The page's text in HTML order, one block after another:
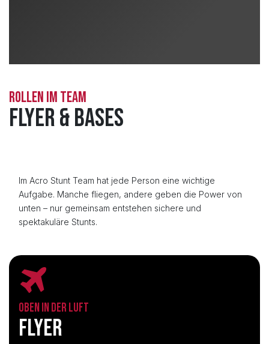
ROLLEN IM TEAM
Flyer & Bases
Im Acro Stunt Team hat jede Person eine wichtige
Aufgabe. Manche fliegen, andere geben die Power von
unten – nur gemeinsam entstehen sichere und
spektakuläre Stunts.
OBEN IN DER LUFT
FLYER